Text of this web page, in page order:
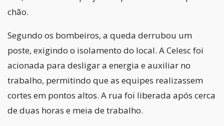
chão.
Segundo os bombeiros, a queda derrubou um
poste, exigindo o isolamento do local. A Celesc foi
acionada para desligar a energia e auxiliar no
trabalho, permitindo que as equipes realizassem
cortes em pontos altos. A rua foi liberada após cerca
de duas horas e meia de trabalho.